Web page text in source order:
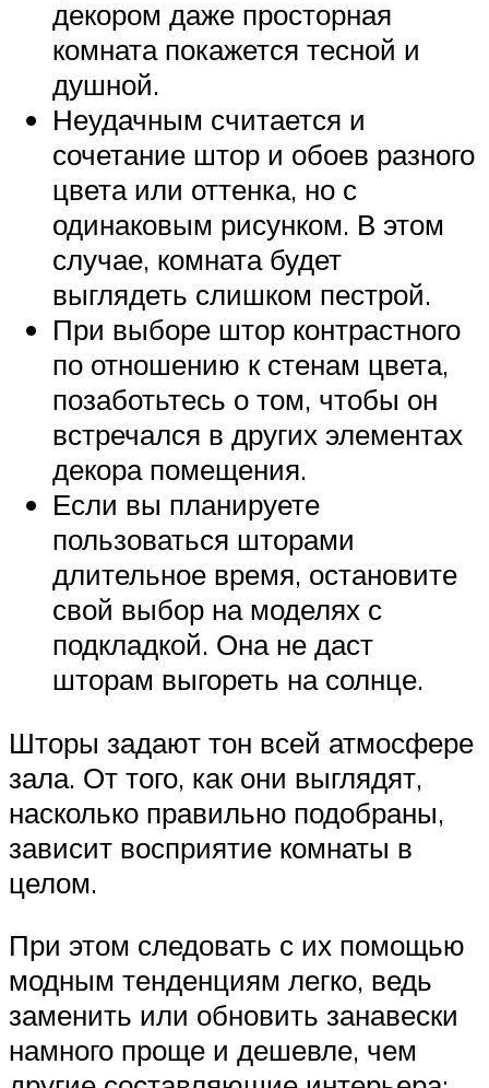
декором даже просторная
комната покажется тесной и
душной.
Неудачным считается и
сочетание штор и обоев разного
цвета или оттенка, но с
одинаковым рисунком. В этом
случае, комната будет
выглядеть слишком пестрой.
При выборе штор контрастного
по отношению к стенам цвета,
позаботьтесь о том, чтобы он
встречался в других элементах
декора помещения.
Если вы планируете
пользоваться шторами
длительное время, остановите
свой выбор на моделях с
подкладкой. Она не даст
шторам выгореть на солнце.
Шторы задают тон всей атмосфере
зала. От того, как они выглядят,
насколько правильно подобраны,
зависит восприятие комнаты в
целом.
При этом следовать с их помощью
модным тенденциям легко, ведь
заменить или обновить занавески
намного проще и дешевле, чем